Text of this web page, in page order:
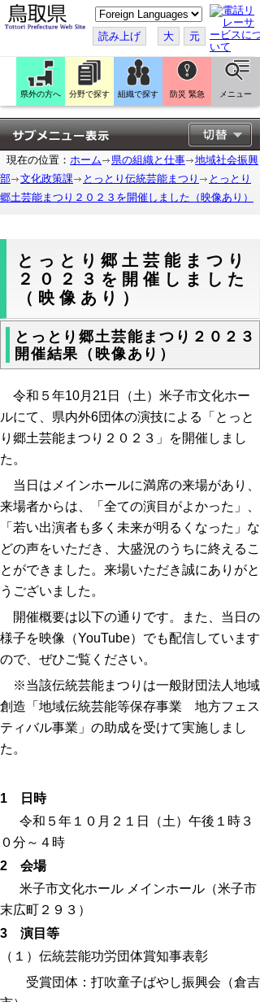
こ
の
ペ
ー
ジ
翻
訳
す
る
読み上げ 大 元
県外の方へ 分野で探す 組織で探す 防災 緊急 メニュー
現在の位置： ホーム 県の組織と仕事
地域社会振興
部
文化政策課 とっとり伝統芸能まつり
とっとり
郷土芸能まつり２０２３を開催しました（映像あり）
とっとり郷土芸能まつり
２０２３を開催しました
（映像あり）
とっとり郷土芸能まつり２０２３
開催結果（映像あり）
令和５年10月21日（土）米子市文化ホー
ルにて、県内外6団体の演技による「とっと
り郷土芸能まつり２０２３」を開催しまし
た。
当日はメインホールに満席の来場があり、
来場者からは、「全ての演目がよかった」、
「若い出演者も多く未来が明るくなった」な
どの声をいただき、大盛況のうちに終えるこ
とができました。来場いただき誠にありがと
うございました。
開催概要は以下の通りです。また、当日の
様子を映像（YouTube）でも配信しています
ので、ぜひご覧ください。
※当該伝統芸能まつりは一般財団法人地域
創造「地域伝統芸能等保存事業 地方フェス
ティバル事業」の助成を受けて実施しまし
た。
1 日時
令和５年１０月２１日（土）午後１時３
０分～４時
2 会場
米子市文化ホール メインホール（米子市
末広町２９３）
3 演目等
（１）伝統芸能功労団体賞知事表彰
受賞団体：打吹童子ばやし振興会（倉吉